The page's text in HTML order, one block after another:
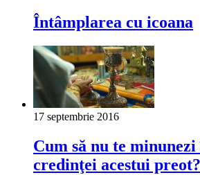
Întâmplarea cu icoana
17 septembrie 2016
Cum să nu te
credinţei acestui preot?